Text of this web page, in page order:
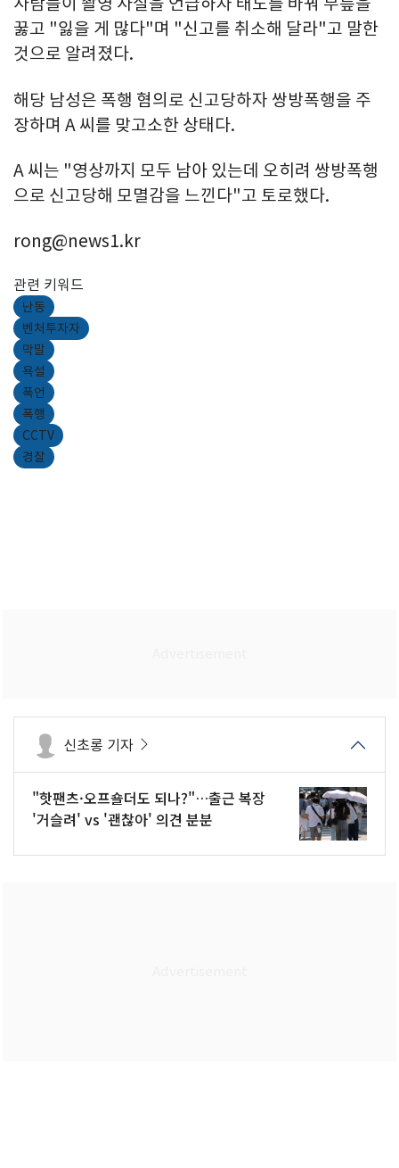
꿇고 "잃을 게 많다"며 "신고를 취소해 달라"고 말한
것으로 알려졌다.
해당 남성은 폭행 혐의로 신고당하자 쌍방폭행을 주
장하며 A 씨를 맞고소한 상태다.
A 씨는 "영상까지 모두 남아 있는데 오히려 쌍방폭행
으로 신고당해 모멸감을 느낀다"고 토로했다.
rong@news1.kr
관련 키워드
난동
벤처투자자
막말
욕설
폭언
폭행
CCTV
경찰
신초롱 기자
"핫팬츠·오프숄더도 되나?"…출근 복장
'거슬려' vs '괜찮아' 의견 분분